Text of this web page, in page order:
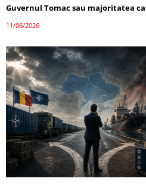
Guvernul Tomac sau majoritatea
11/06/2026